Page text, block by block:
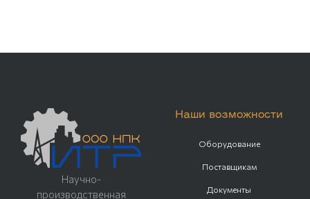
Научно-
производственная
Наши возможности
Оборудование
Поставщикам
Документы